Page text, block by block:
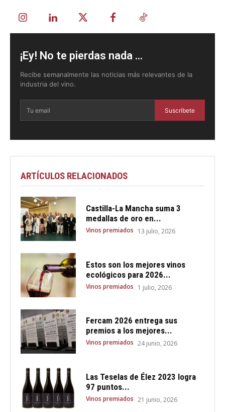
¡Ey! No te pierdas nada ...
Recibe semanalmente las noticias más relevantes de la
industria del vino.
Suscríbete
ARTÍCULOS RELACIONADOS
Castilla-La Mancha suma 3
medallas de oro en...
Vinos premiados 13 julio, 2026
Estos son los mejores vinos
ecológicos para 2026...
Vinos premiados 1 julio, 2026
Fercam 2026 entrega sus
premios a los mejores...
Vinos premiados 24 junio, 2026
Las Teselas de Élez 2023 logra
97 puntos...
Vinos premiados 21 junio, 2026